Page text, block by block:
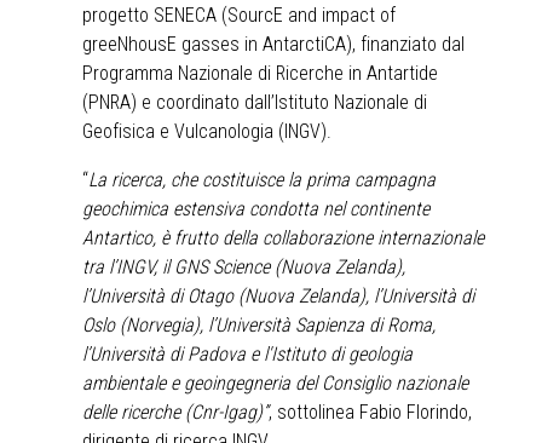
progetto SENECA (SourcE and impact of
greeNhousE gasses in AntarctiCA), finanziato dal
Programma Nazionale di Ricerche in Antartide
(PNRA) e coordinato dall’Istituto Nazionale di
Geofisica e Vulcanologia (INGV).
“La ricerca, che costituisce la prima campagna
geochimica estensiva condotta nel continente
Antartico, è frutto della collaborazione internazionale
tra l’INGV, il GNS Science (Nuova Zelanda),
l’Università di Otago (Nuova Zelanda), l’Università di
Oslo (Norvegia), l’Università Sapienza di Roma,
l’Università di Padova e l'Istituto di geologia
ambientale e geoingegneria del Consiglio nazionale
delle ricerche (Cnr-Igag)”, sottolinea Fabio Florindo,